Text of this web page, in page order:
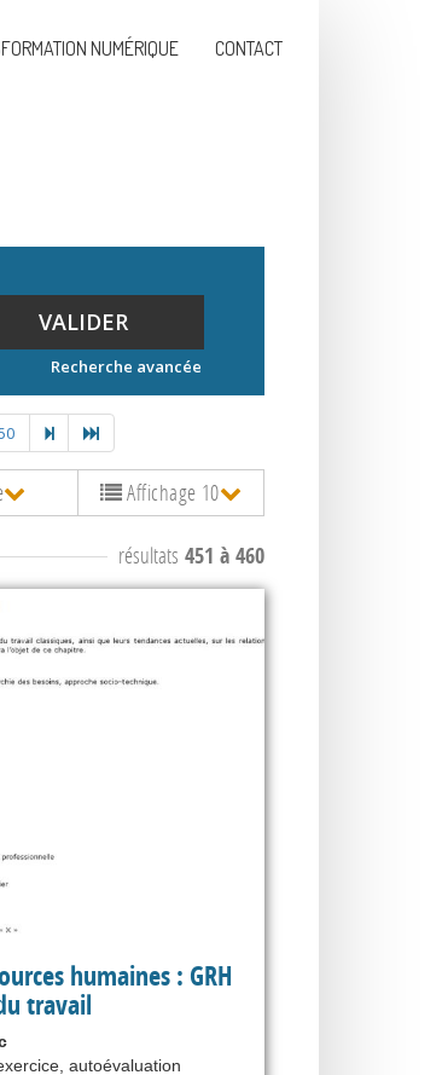
NUMÉRIQUE CONTACT
VALIDER
Recherche avancée
Affichage 10
résultats 451 à 460
humaines : GRH
travail
autoévaluation